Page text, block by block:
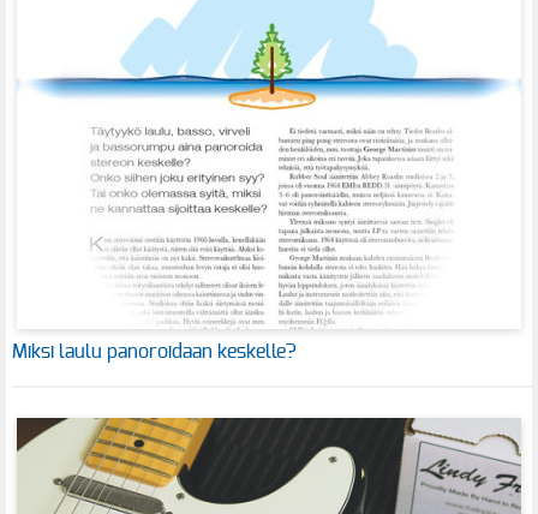
Miksi laulu panoroidaan keskelle?